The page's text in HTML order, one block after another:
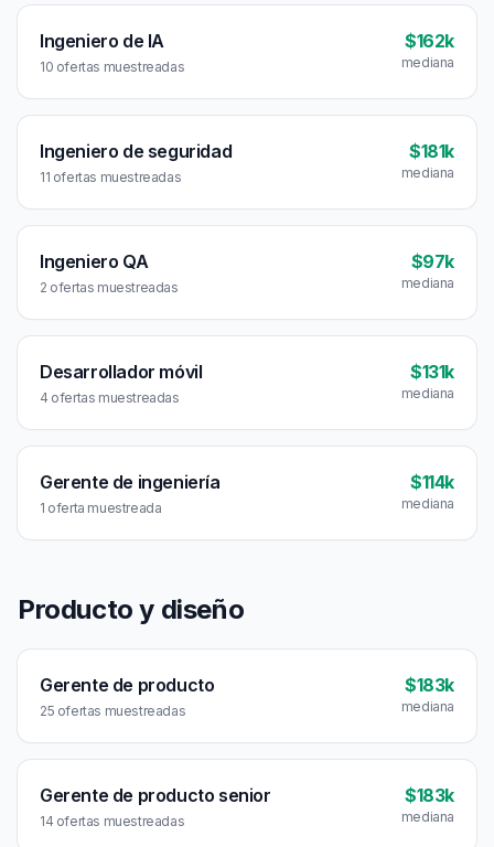
Ingeniero de IA
10 ofertas muestreadas
$162k
mediana
Ingeniero de seguridad
11 ofertas muestreadas
$181k
mediana
Ingeniero QA
2 ofertas muestreadas
$97k
mediana
Desarrollador móvil
4 ofertas muestreadas
$131k
mediana
Gerente de ingeniería
1 oferta muestreada
$114k
mediana
Producto y diseño
Gerente de producto
25 ofertas muestreadas
$183k
mediana
Gerente de producto senior
14 ofertas muestreadas
$183k
mediana